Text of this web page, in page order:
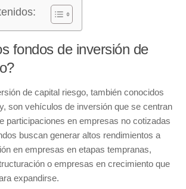
fondos de inversión de
de capital riesgo, también conocidos
, son vehículos de inversión que se centran
participaciones en empresas no cotizadas
buscan generar altos rendimientos a
en empresas en etapas tempranas,
o empresas en crecimiento que
expandirse.